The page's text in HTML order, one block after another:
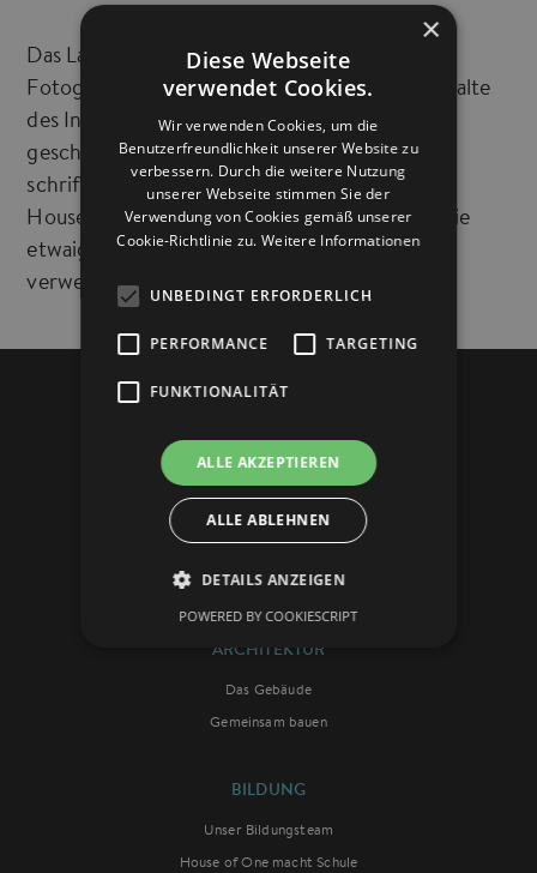
Das Layout der Homepage, die verwendeten
Fotografien, Grafiken sowie alle sonstigen Inhalte
des Internetauftritts sind urheberrechtlich
geschützt. Sie dürfen nur nach vorheriger
schriftlicher Genehmigung durch die Stiftung
House of One – Bet- und Lehrhaus Berlin sowie
etwaiger weiterer Urheberrechtsinhaber
verwendet werden.
Die Initiatoren
Die Theologie
Die Chronik
ARCHITEKTUR
Das Gebäude
Gemeinsam bauen
BILDUNG
Unser Bildungsteam
House of One macht Schule
×
Diese Webseite
verwendet Cookies.
Wir verwenden Cookies, um die
Benutzerfreundlichkeit unserer Website zu
verbessern. Durch die weitere Nutzung
unserer Webseite stimmen Sie der
Verwendung von Cookies gemäß unserer
Cookie-Richtlinie zu.Weitere Informationen
UNBEDINGT ERFORDERLICH
PERFORMANCE TARGETING
FUNKTIONALITÄT
ALLE AKZEPTIEREN
ALLE ABLEHNEN
DETAILS ANZEIGEN
POWERED BY COOKIESCRIPT